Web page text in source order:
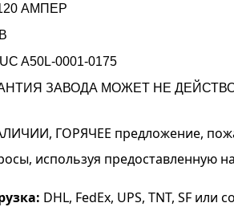
АМПЕР
A50L-0001-0175
ЗАВОДА МОЖЕТ НЕ
ГОРЯЧЕЕ предложение,
используя предоставленную
DHL, FedEx, UPS, TNT, SF или